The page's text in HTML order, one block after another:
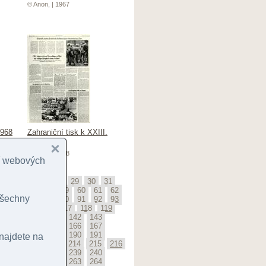
© Anon, | 1967
Zahraniční tisk k XXIII.
MGK
© Anon, | 1968
29 30
31
59 60 61
62
87 88 90 91 92
93
117 118
119
142
143
166
167
187 188 190
191
211 214 215
216
239
240
263
264
na